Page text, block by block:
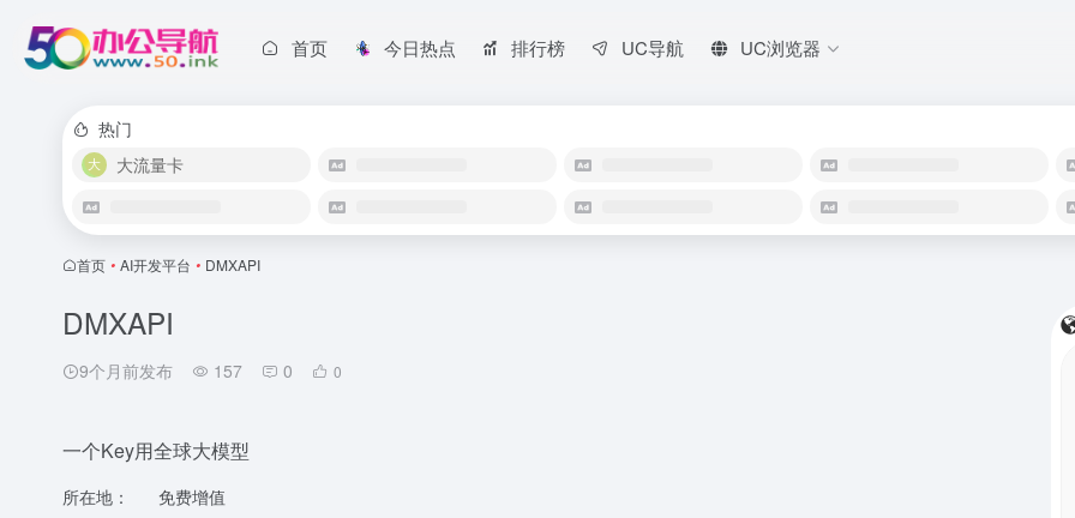
首页 今日热点 排行榜 UC导航 UC浏览器
热门
大流量卡
首页 • AI开发平台 • DMXAPI
DMXAPI
9个月前发布 157 0 0
一个Key用全球大模型
所在地：
免费增值